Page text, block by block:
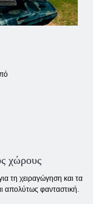
χώρους
τη χειραγώγηση και τα
απολύτως φανταστική.